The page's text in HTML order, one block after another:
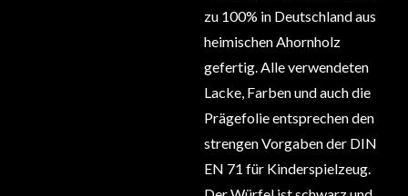
zu 100% in Deutschland aus
heimischen Ahornholz
gefertig. Alle verwendeten
Lacke, Farben und auch die
Prägefolie entsprechen den
strengen Vorgaben der DIN
EN 71 für Kinderspielzeug.